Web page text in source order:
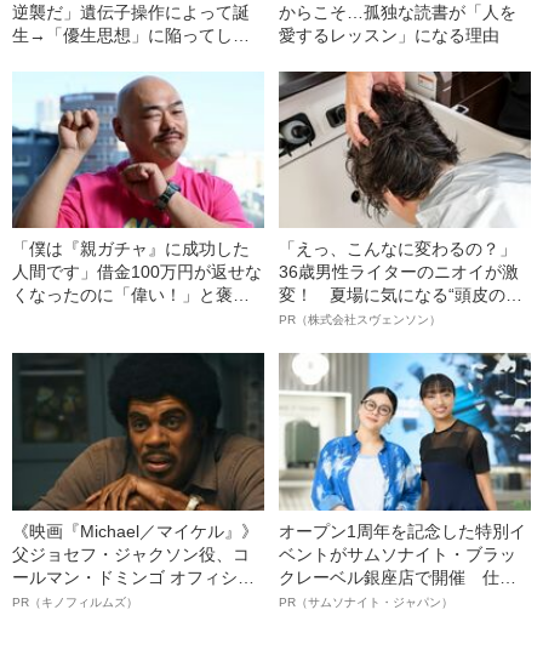
逆襲だ」遺伝子操作によって誕
生→「優生思想」に陥ってしま
からこそ…孤独な読書が「人を
愛するレッスン」になる理由
「僕は『親ガチャ』に成功した
人間です」借金100万円が返せな
くなったのに「偉い！」と褒め
親の存在
「えっ、こんなに変わるの？」
36歳男性ライターのニオイが激
変！ 夏場に気になる“頭皮のニ
オイ”や“ベタつき”を解消す
ト”が生み出した徹底ケアとは
PR（株式会社スヴェンソン）
《映画『Michael／マイケル』》
父ジョセフ・ジャクソン役、コ
ールマン・ドミンゴ オフィシャ
ルインタビュー“観客を魅了した
PR（キノフィルムズ）
オープン1周年を記念した特別イ
ベントがサムソナイト・ブラッ
クレーベル銀座店で開催 仕事
も人生も自分らしく～笑顔あふ
PR（サムソナイト・ジャパン）